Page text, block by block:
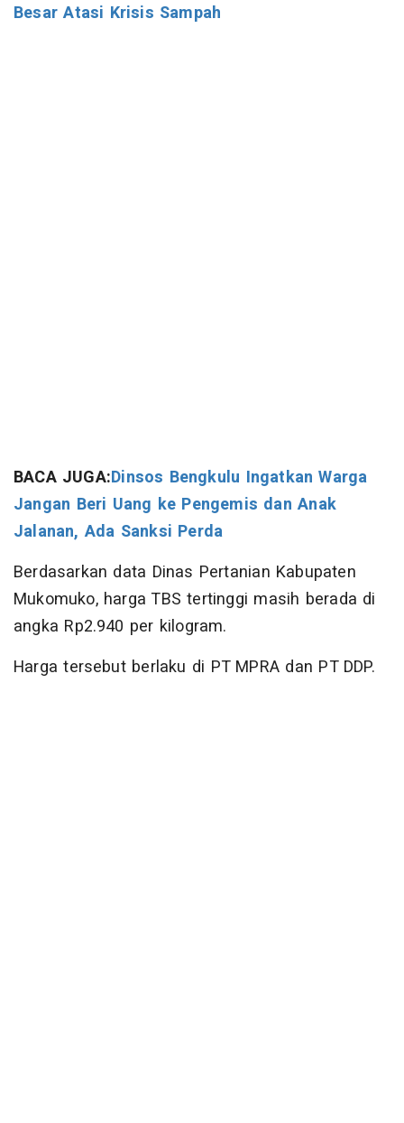
Besar Atasi Krisis Sampah
BACA JUGA:Dinsos Bengkulu Ingatkan Warga
Jangan Beri Uang ke Pengemis dan Anak
Jalanan, Ada Sanksi Perda
Berdasarkan data Dinas Pertanian Kabupaten
Mukomuko, harga TBS tertinggi masih berada di
angka Rp2.940 per kilogram.
Harga tersebut berlaku di PT MPRA dan PT DDP.